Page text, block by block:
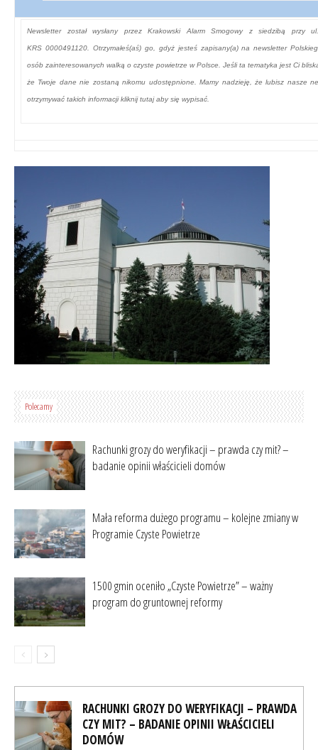
Newsletter został wysłany przez Krakowski Alarm Smogowy z siedzibą przy
KRS 0000491120. Otrzymałeś(aś) go, gdyż jesteś zapisany(a) na newsletter
osób zainteresowanych walką o czyste powietrze w Polsce. Jeśli ta tematyka jest Ci
że Twoje dane nie zostaną nikomu udostępnione. Mamy nadzieję, że lubisz nasze
otrzymywać takich informacjikliknij tutaj aby się wypisać.
Polecamy
Rachunki grozy do weryfikacji – prawda czy mit? –
badanie opinii właścicieli domów
Mała reforma dużego programu – kolejne zmiany w
Programie Czyste Powietrze
1500 gmin oceniło „Czyste Powietrze” – ważny
program do gruntownej reformy
RACHUNKI GROZY DO WERYFIKACJI – PRAWDA
CZY MIT? – BADANIE OPINII WŁAŚCICIELI
DOMÓW